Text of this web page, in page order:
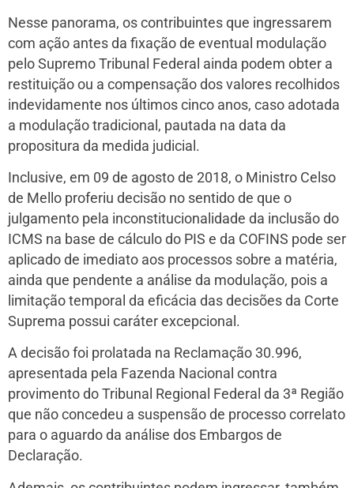
Nesse panorama, os contribuintes que ingressarem
com ação antes da fixação de eventual modulação
pelo Supremo Tribunal Federal ainda podem obter a
restituição ou a compensação dos valores recolhidos
indevidamente nos últimos cinco anos, caso adotada
a modulação tradicional, pautada na data da
propositura da medida judicial.
Inclusive, em 09 de agosto de 2018, o Ministro Celso
de Mello proferiu decisão no sentido de que o
julgamento pela inconstitucionalidade da inclusão do
ICMS na base de cálculo do PIS e da COFINS pode ser
aplicado de imediato aos processos sobre a matéria,
ainda que pendente a análise da modulação, pois a
limitação temporal da eficácia das decisões da Corte
Suprema possui caráter excepcional.
A decisão foi prolatada na Reclamação 30.996,
apresentada pela Fazenda Nacional contra
provimento do Tribunal Regional Federal da 3ª Região
que não concedeu a suspensão de processo correlato
para o aguardo da análise dos Embargos de
Declaração.